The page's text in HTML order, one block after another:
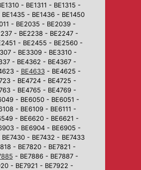
- BE1311 - BE1315 -
- BE1436 - BE1450
- BE2035 - BE2039 -
- BE2238 - BE2247 -
- BE2455 - BE2560 -
- BE3309 - BE3310 -
- BE4362 - BE4367 -
- BE4633- BE4625 -
- BE4724 - BE4725 -
- BE4765 - BE4769 -
- BE6050 - BE6051 -
- BE6109 - BE6111 -
- BE6620 - BE6621 -
- BE6904 - BE6905 -
- BE7432 - BE7433
- BE7820 - BE7821 -
- BE7886 - BE7887 -
- BE7921 - BE7922 -